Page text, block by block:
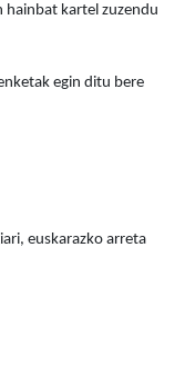
hainbat kartel zuzendu
egin ditu bere
euskarazko arreta